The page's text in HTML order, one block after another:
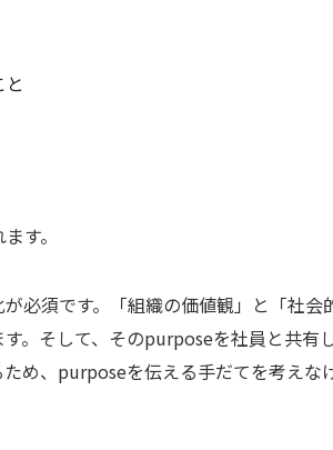
す。
必須です。「組織の価値観」と「社会
。そして、そのpurposeを社員と共有
め、purposeを伝える手だてを考えな